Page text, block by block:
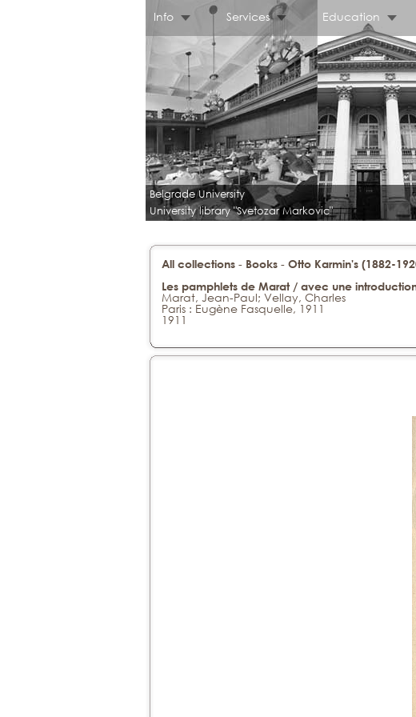
Info Services Education
Belgrade University
University library "Svetozar Markovic"
All collections - Books - Otto Karmin's (1882-
Les pamphlets de Marat / avec une
Marat, Jean-Paul; Vellay, Charles
Paris : Eugène Fasquelle, 1911
1911